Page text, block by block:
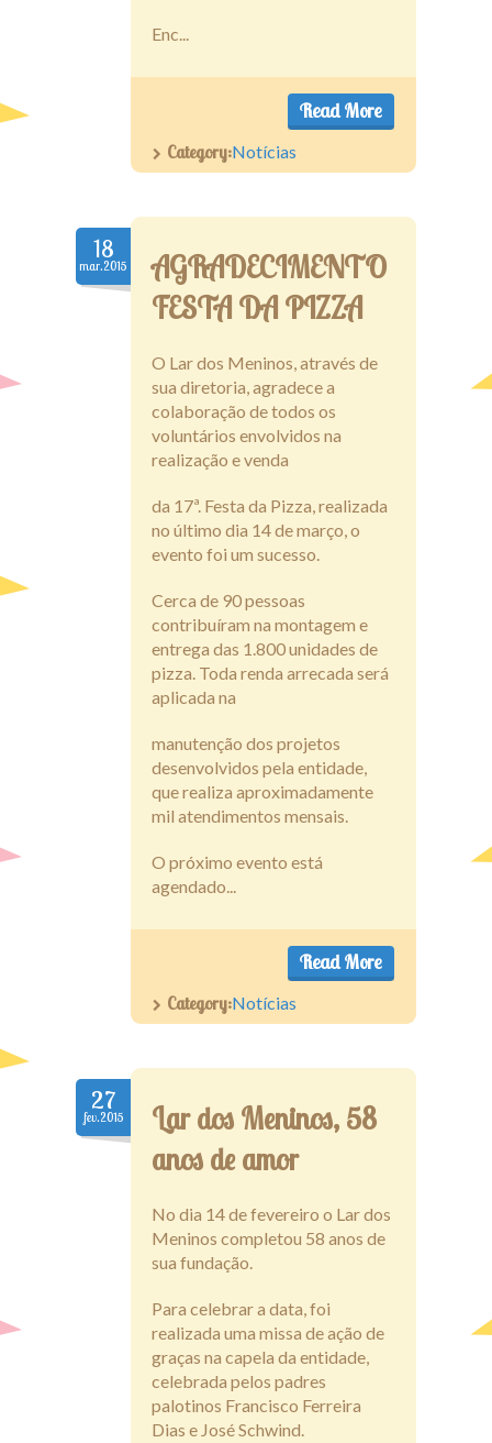
Enc...
Read More
Category:Notícias
18
mar.2015
AGRADECIMENTO
FESTA DA PIZZA
O Lar dos Meninos, através de
sua diretoria, agradece a
colaboração de todos os
voluntários envolvidos na
realização e venda
da 17ª. Festa da Pizza, realizada
no último dia 14 de março, o
evento foi um sucesso.
Cerca de 90 pessoas
contribuíram na montagem e
entrega das 1.800 unidades de
pizza. Toda renda arrecada será
aplicada na
manutenção dos projetos
desenvolvidos pela entidade,
que realiza aproximadamente
mil atendimentos mensais.
O próximo evento está
agendado...
Read More
Category:Notícias
27
fev.2015
Lar dos Meninos, 58
anos de amor
No dia 14 de fevereiro o Lar dos
Meninos completou 58 anos de
sua fundação.
Para celebrar a data, foi
realizada uma missa de ação de
graças na capela da entidade,
celebrada pelos padres
palotinos Francisco Ferreira
Dias e José Schwind.